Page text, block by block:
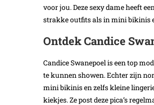
voor jou. Deze sexy dame heeft
strakke outfits als in mini bikinis
Ontdek Candice
Candice Swanepoel is een top
te kunnen showen. Echter zijn
mini bikinis en zelfs kleine
kiekjes. Ze post deze pica’s